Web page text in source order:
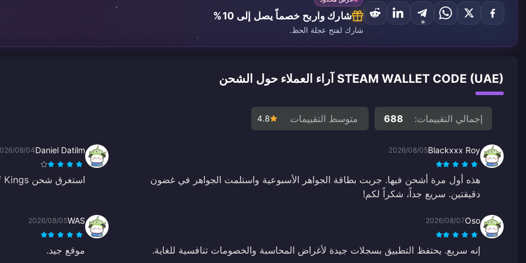
شارك واربح خصماً يصل إلى 10%
شارك لفتح عجلة الحظ.
STEAM WALLET CODE (UAE) آراء العملاء حول الشحن
إجمالي التقييمات: 688 متوسط التقييمات 4.8
Blackxxx Roy
2026/08/05
هذه أول مرة أشحن فيها. جربت بطاقة الجواهر الأسبوعية واستلمت الجواهر في غضون
دقيقتين. سريع جداً، شكراً لكم!
Daniel Datilm
08/04
استغرق شحن Honor of Kings وقتًا أطول قليلاً مما كنت أعتقد، ولكنه وصل في النهاية.
Oso
2026/08/07
إنه سريع. يحتفظ التطبيق بسجلات جيدة لأغراض المحاسبة والخصومات تنافسية للغاية.
WAS
2026/08/05
موقع جيد.